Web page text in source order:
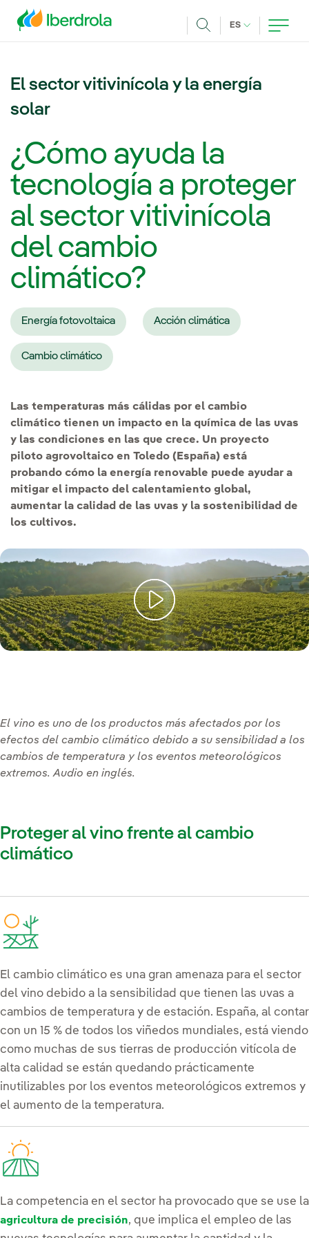
ES IDIOMA
El sector vitivinícola y la energía
solar
¿Cómo ayuda la
tecnología a proteger
al sector vitivinícola
del cambio
climático?
Energía fotovoltaica Acción climática
Cambio climático
Las temperaturas más cálidas por el cambio
climático tienen un impacto en la química de las uvas
y las condiciones en las que crece. Un proyecto
piloto agrovoltaico en Toledo (España) está
probando cómo la energía renovable puede ayudar a
mitigar el impacto del calentamiento global,
aumentar la calidad de las uvas y la sostenibilidad de
los cultivos.
El vino es uno de los productos más afectados por los
efectos del cambio climático debido a su sensibilidad a los
cambios de temperatura y los eventos meteorológicos
extremos. Audio en inglés.
Proteger al vino frente al cambio
climático
El cambio climático es una gran amenaza para el sector
del vino debido a la sensibilidad que tienen las uvas a
cambios de temperatura y de estación. España, al contar
con un 15 % de todos los viñedos mundiales, está viendo
como muchas de sus tierras de producción vitícola de
alta calidad se están quedando prácticamente
inutilizables por los eventos meteorológicos extremos y
el aumento de la temperatura.
La competencia en el sector ha provocado que se use la
agricultura de precisión, que implica el empleo de las